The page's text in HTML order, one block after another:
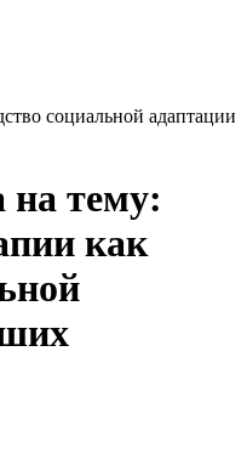
социальной адаптации
на тему:
как